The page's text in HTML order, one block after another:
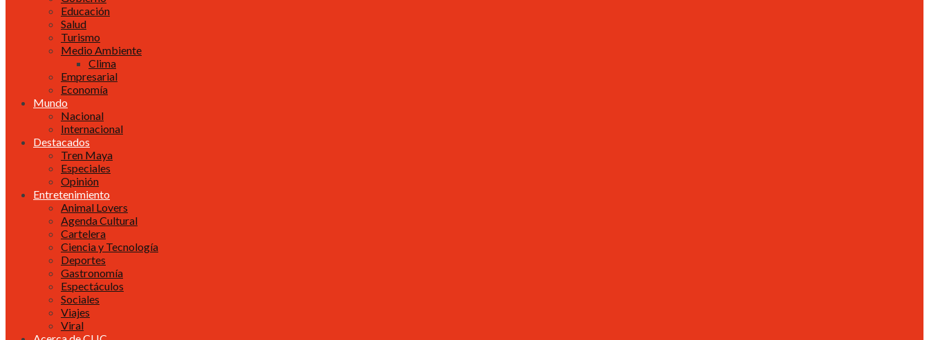
Educación
Salud
Turismo
Medio Ambiente
Clima
Empresarial
Economía
Mundo
Nacional
Internacional
Destacados
Tren Maya
Especiales
Opinión
Entretenimiento
Animal Lovers
Agenda Cultural
Cartelera
Ciencia y Tecnología
Deportes
Gastronomía
Espectáculos
Sociales
Viajes
Viral